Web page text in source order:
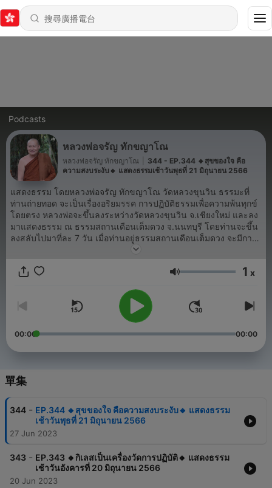
Podcasts
หลวงพ่อจรัญ ทักขญาโณ
หลวงพ่อจรัญ ทักขญาโณ
344 - EP.344 🔸สุขของใจ คือ
ความสงบระงับ🔸 แสดงธรรมเช้าวันพุธที่ 21 มิถุนายน 2566
แสดงธรรม โดยหลวงพ่อจรัญ ทักขญาโณ วัดหลวงขุนวิน ธรรมะที่
ท่านถ่ายทอด จะเป็นเรื่องอริยมรรค การปฏิบัติธรรมเพื่อความพ้นทุกข์
โดยตรง หลวงพ่อจะขึ้นลงระหว่างวัดหลวงขุนวิน จ.เชียงใหม่ และลง
มาแสดงธรรม ณ ธรรมสถานเดือนเต็มดวง จ.นนทบุรี โดยท่านจะขึ้น
ลงสลับไปมาที่ละ 7 วัน เมื่อท่านอยู่ธรรมสถานเดือนเต็มดวง จะมีการ
ถ่ายทอดสด ช่องทางในการรับฟังพระธรรมเทศนาของหลวงพ่อ คือ
podcast นี้
音量 1 x
00:00 00:00
單集
344 - EP.344 🔸สุขของใจ คือความสงบระงับ🔸 แสดงธรรม
เช้าวันพุธที่ 21 มิถุนายน 2566
27 Jun 2023
343 - EP.343 🔸กิเลสเป็นเครื่องวัดการปฏิบัติ🔸 แสดงธรรม
เช้าวันอังคารที่ 20 มิถุนายน 2566
20 Jun 2023